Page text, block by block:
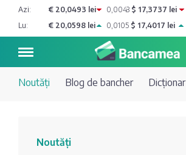
Azi: € 20,0493 lei 0,0043 $ 17,3737 lei
Lu:
€ 20,0598 lei 0,0105 $ 17,4017 lei
Noutăți Blog de bancher Dicționar
Noutăți